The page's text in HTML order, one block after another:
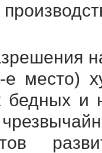
е место)
и